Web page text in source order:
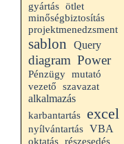
gyártás ötlet
minőségbiztosítás
projektmenedzsment
sablon Query
diagram Power
Pénzügy mutató
vezető
szavazat
alkalmazás
karbantartás excel
nyílvántartás VBA
oktatás részesedés